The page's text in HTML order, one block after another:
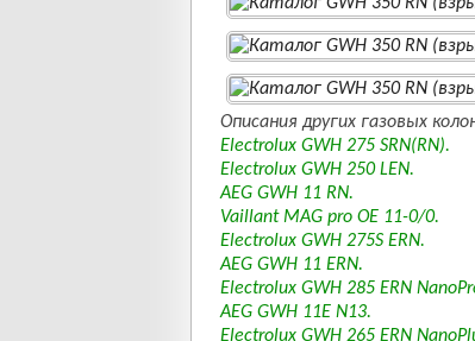
Описания других газовых
Electrolux GWH 275 SRN(RN).
Electrolux GWH 250 LEN.
AEG GWH 11 RN.
Vaillant MAG pro OE 11-0/0.
Electrolux GWH 275S ERN.
AEG GWH 11 ERN.
Electrolux GWH 285 ERN
AEG GWH 11E N13.
Electrolux GWH 265 ERN